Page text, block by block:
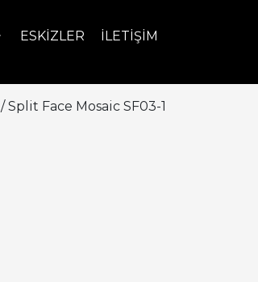
ESKIZLER İLETIŞIM
/ Split Face Mosaic SF03-1